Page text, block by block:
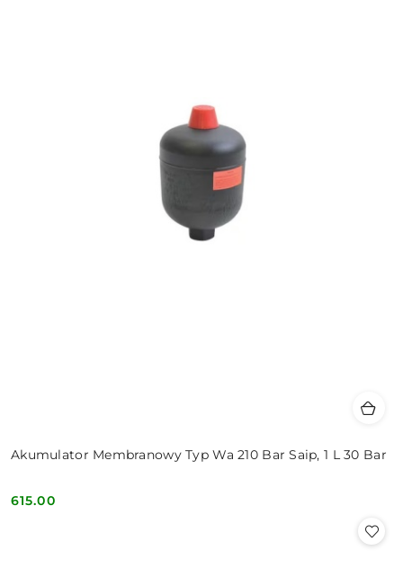
Akumulator Membranowy Typ Wa 210 Bar Saip, 1 L 30 Bar
Cena:
615.00